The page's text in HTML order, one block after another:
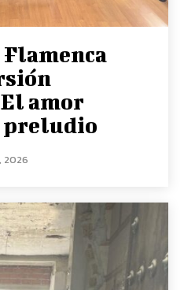
amor
preludio
2026